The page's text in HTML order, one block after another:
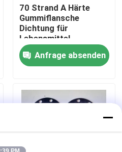
70 Strand A Härte
Gummiflansche
Dichtung für
Lebensmittel
Umgebung 1/16 Zoll
DickeAnfrage absenden